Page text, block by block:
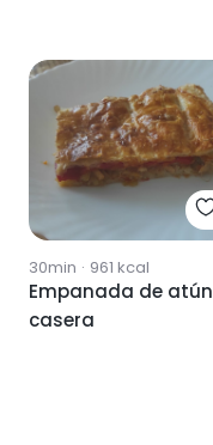
30min · 961 kcal
Empanada de atún
casera